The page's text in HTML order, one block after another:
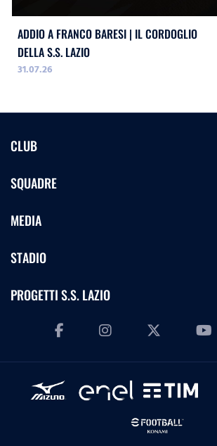
ADDIO A FRANCO BARESI | IL CORDOGLIO
DELLA S.S. LAZIO
31.07.26
CLUB
SQUADRE
MEDIA
STADIO
PROGETTI S.S. LAZIO